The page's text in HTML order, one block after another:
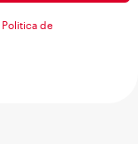
Politica de